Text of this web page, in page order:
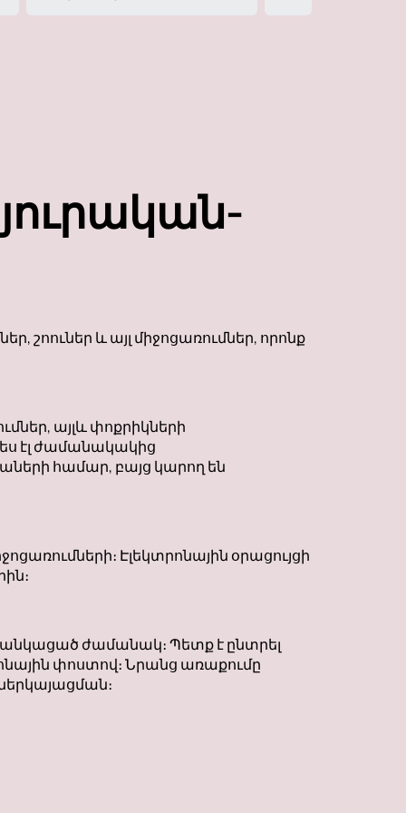
շոուներ և այլ միջոցառումներ, որոնք
այլև փոքրիկների
էլ ժամանակակից
համար, բայց կարող են
Էլեկտրոնային օրացույցի
ժամանակ։ Պետք է ընտրել
փոստով։ Նրանց առաքումը